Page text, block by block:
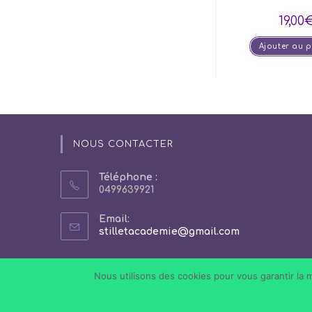
19,00
Ajouter au
NOUS CONTACTER
Téléphone :
0499639921
Email:
stilletacademie@gmail.comS’ouvre
votre
Nous utilisons des cookies pour vous garantir